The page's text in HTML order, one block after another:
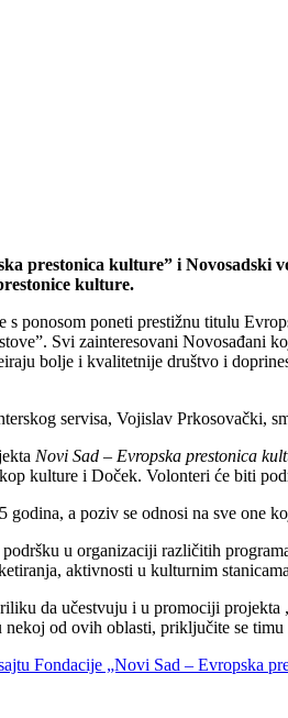
prestonica kulture” i Novosadski
kulture.
s ponosom poneti prestižnu titulu
Svi zainteresovani Novosađani
bolje i kvalitetnije društvo i
servisa, Vojislav Prkosovački,
Novi Sad – Evropska prestonica
kulture i Doček. Volonteri će biti
godina, a poziv se odnosi na sve one
u organizaciji različitih
aktivnosti u kulturnim
da učestvuju i u promociji
nekoj od ovih oblasti, priključite se
Fondacije „Novi Sad – Evropska